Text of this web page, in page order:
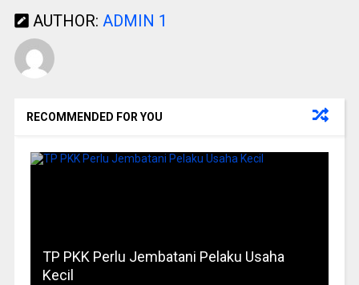
AUTHOR: ADMIN 1
RECOMMENDED FOR YOU
TP PKK Perlu Jembatani Pelaku Usaha
Kecil